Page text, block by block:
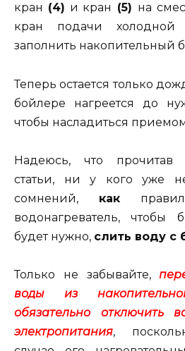
кран (4) и кран (5) на
кран подачи
заполнить накопительный
Теперь остается только
бойлере нагреется до
чтобы насладиться
Надеюсь, что прочитав
статьи, ни у кого уже
сомнений, как
водонагреватель, чтобы
будет нужно, слить воду с
Только не забывайте,
воды из
обязательно отключить
электропитания,